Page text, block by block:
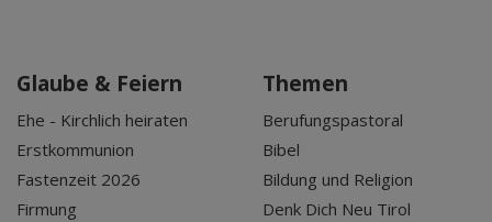
Glaube & Feiern
Ehe - Kirchlich heiraten
Erstkommunion
Fastenzeit 2026
Firmung
Themen
Berufungspastoral
Bibel
Bildung und Religion
Denk Dich Neu Tirol